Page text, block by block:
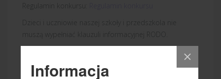
Regulamin konkursu:
Dzieci i uczniowie naszej szkoły i przedszkola nie
muszą wypełniać klauzuli informacyjnej RODO.
Ochrona danych osobowych - RODO